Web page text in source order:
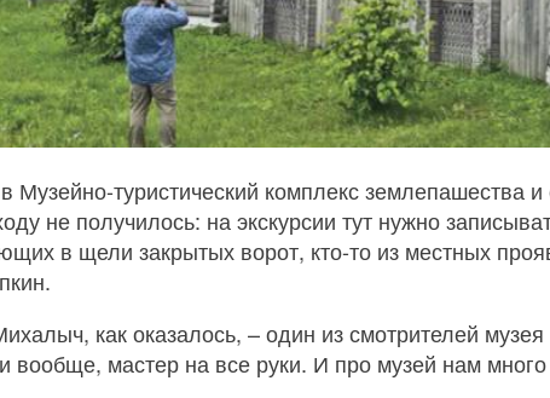
Музейно-туристический комплекс землепашества
не получилось: на экскурсии тут нужно
в щели закрытых ворот, кто-то из местных
как оказалось, – один из смотрителей
вообще, мастер на все руки. И про музей нам много